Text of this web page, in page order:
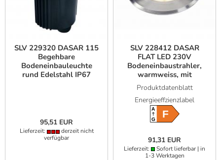
SLV 229320 DASAR 115
Begehbare
Bodeneinbauleuchte
rund Edelstahl IP67
95,51 EUR
Lieferzeit:
derzeit nicht
verfügbar
SLV 228412 DASAR
FLAT LED 230V
Bodeneinbaustrahler,
warmweiss, mit
Edelstahlblende
Produktdatenblatt
Energieeffzienzlabel
A
GF
91,31 EUR
Lieferzeit:
Sofort lieferbar | in
1-3 Werktagen